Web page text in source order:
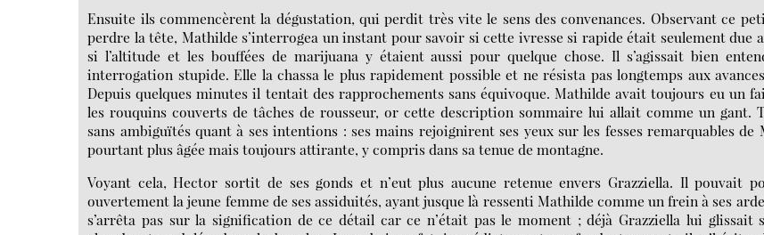
Ensuite ils commencèrent la dégustation, qui perdit très vite le sens des convenances. Observant ce
perdre la tête, Mathilde s’interrogea un instant pour savoir si cette ivresse si rapide était seulement due
si l’altitude et les bouffées de marijuana y étaient aussi pour quelque chose. Il s’agissait bien
interrogation stupide. Elle la chassa le plus rapidement possible et ne résista pas longtemps aux avances
Depuis quelques minutes il tentait des rapprochements sans équivoque. Mathilde avait toujours eu un
les rouquins couverts de tâches de rousseur, or cette description sommaire lui allait comme un gant.
sans ambiguïtés quant à ses intentions : ses mains rejoignirent ses yeux sur les fesses remarquables de
pourtant plus âgée mais toujours attirante, y compris dans sa tenue de montagne.
Voyant cela, Hector sortit de ses gonds et n’eut plus aucune retenue envers Grazziella. Il pouvait
ouvertement la jeune femme de ses assiduités, ayant jusque là ressenti Mathilde comme un frein à ses
s’arrêta pas sur la signification de ce détail car ce n’était pas le moment ; déjà Grazziella lui glissait